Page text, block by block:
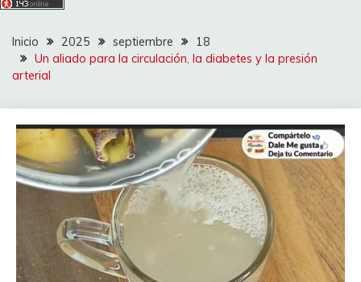
Inicio 2025 septiembre
18
Un aliado para la circulación, la diabetes y la presión
arterial